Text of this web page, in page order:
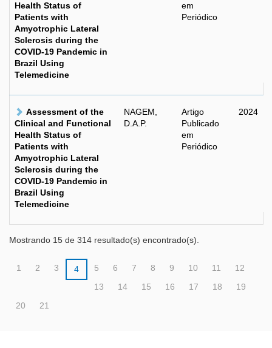
Health Status of
Patients with
Amyotrophic Lateral
Sclerosis during the
COVID-19 Pandemic in
Brazil Using
Telemedicine
em
Periódico
Assessment of the
Clinical and Functional
Health Status of
Patients with
Amyotrophic Lateral
Sclerosis during the
COVID-19 Pandemic in
Brazil Using
Telemedicine
NAGEM,
D.A.P.
Artigo
Publicado
em
Periódico
2024
Mostrando 15 de 314 resultado(s) encontrado(s).
1 2 3 4 5 6 7 8 9 10 11
12
13
14 15 16 17 18
19
20
21